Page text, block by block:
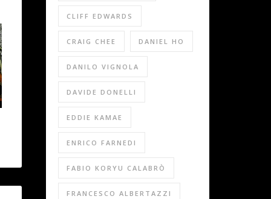
CLIFF EDWARDS
CRAIG CHEE DANIEL HO
DANILO VIGNOLA
DAVIDE DONELLI
EDDIE KAMAE
ENRICO FARNEDI
FABIO KORYU CALABRÒ
FRANCESCO ALBERTAZZI